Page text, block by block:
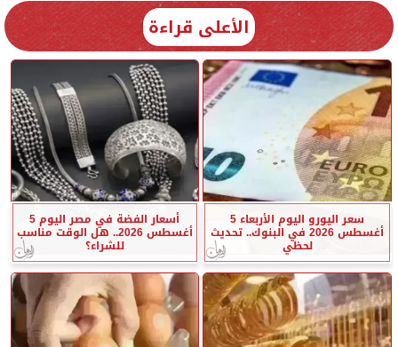
الأعلى قراءة
سعر اليورو اليوم الأربعاء 5
أغسطس 2026 في البنوك.. تحديث
لحظي
أسعار الفضة في مصر اليوم 5
أغسطس 2026.. هل الوقت مناسب
للشراء؟